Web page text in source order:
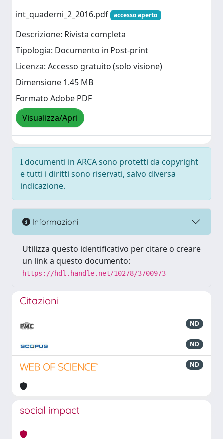
int_quaderni_2_2016.pdf
accesso aperto
Descrizione: Rivista completa
Tipologia: Documento in Post-print
Licenza: Accesso gratuito (solo visione)
Dimensione 1.45 MB
Formato Adobe PDF
Visualizza/Apri
I documenti in ARCA sono protetti da copyright
e tutti i diritti sono riservati, salvo diversa
indicazione.
Informazioni
Utilizza questo identificativo per citare o creare
un link a questo documento:
https://hdl.handle.net/10278/3700973
Citazioni
ND
ND
ND
social impact